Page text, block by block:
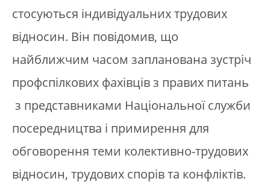
стосуються індивідуальних трудових
відносин. Він повідомив, що
найближчим часом запланована зустріч
профспілкових фахівців з правих питань
з представниками Національної служби
посередництва і примирення для
обговорення теми колективно-трудових
відносин, трудових спорів та конфліктів.